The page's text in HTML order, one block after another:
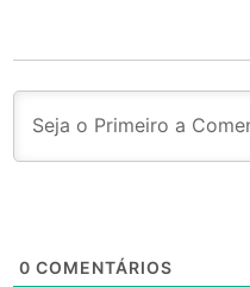
0 COMENTÁRIOS